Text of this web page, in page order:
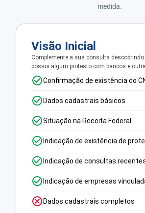
medida.
Visão Inicial
Complemente a sua consulta descobrindo
possui algum protesto com bancos e
Confirmação de existência do
Dados cadastrais básicos
Situação na Receita Federal
Indicação de existência de
Indicação de consultas
Indicação de empresas
Dados cadastrais completos